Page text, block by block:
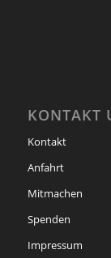
KONTAKT
Kontakt
Anfahrt
Mitmachen
Spenden
Impressum